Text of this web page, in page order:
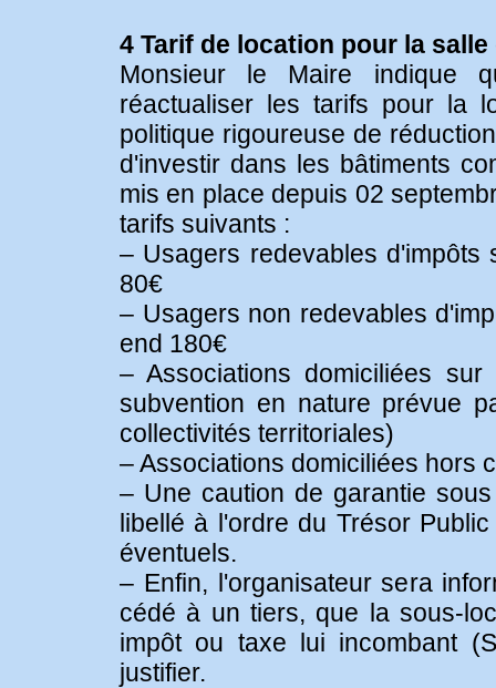
4 Tarif de location pour la
Monsieur le Maire indique
réactualiser les tarifs pour la
politique rigoureuse de
d'investir dans les bâtiments
mis en place depuis 02
tarifs suivants :
– Usagers redevables
80€
– Usagers non redevables
end 180€
– Associations domiciliées
subvention en nature prévue
collectivités territoriales)
– Associations domiciliées hors
– Une caution de garantie
libellé à l'ordre du Trésor
éventuels.
– Enfin, l'organisateur sera
cédé à un tiers, que la sous-
impôt ou taxe lui incombant
justifier.